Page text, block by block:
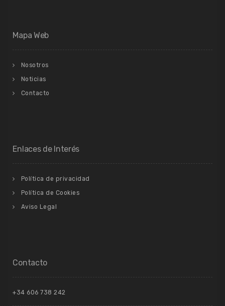
Mapa Web
Nosotros
Noticias
Contacto
Enlaces de Interés
Política de privacidad
Política de Cookies
Aviso Legal
Contacto
+34 606 738 242